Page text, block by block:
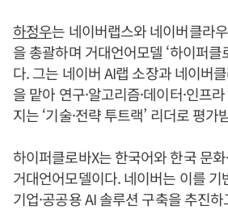
하정우는 네이버랩스와 네이버클라
을 총괄하며 거대언어모델 ‘하이퍼클
다. 그는 네이버 AI랩 소장과 네이버
을 맡아 연구·알고리즘·데이터·인프
지는 ‘기술·전략 투트랙’ 리더로 평가
하이퍼클로바X는 한국어와 한국 문
거대언어모델이다. 네이버는 이를 기
기업·공공용 AI 솔루션 구축을 추진